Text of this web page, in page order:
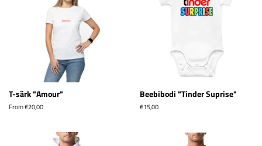
T-särk "Amour"
From €20,00
Beebibodi "Tinder Suprise"
Tavahind
€15,00